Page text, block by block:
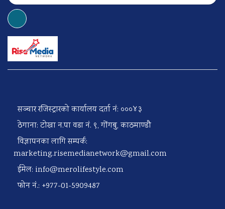
सञ्चार रजिस्ट्रारको कार्यालय दर्ता नं: ०००४३
ठेगाना: टोखा न.पा वडा नं. ९, गोंगबु, काठमाण्डौ
विज्ञापनका लागि सम्पर्क:
marketing.risemedianetwork@gmail.com
ईमेल: info@merolifestyle.com
फोन नं.: +977-01-5909487